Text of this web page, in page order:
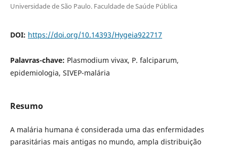
Universidade de São Paulo. Faculdade de Saúde Pública
DOI: https://doi.org/10.14393/Hygeia922717
Palavras-chave: Plasmodium vivax, P. falciparum,
epidemiologia, SIVEP-malária
Resumo
A malária humana é considerada uma das enfermidades
parasitárias mais antigas no mundo, ampla distribuição